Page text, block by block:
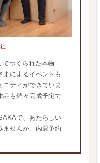
てつくられた本物
まによるイベントも
ニティができていま
品も続々完成予定で
で、あたらしい
ませんか。内覧予約